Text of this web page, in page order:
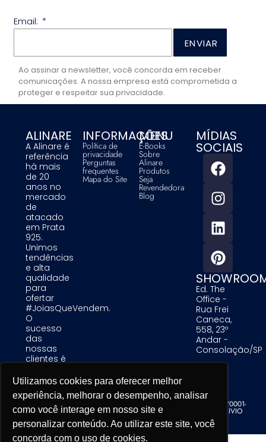
Utilizamos cookies para oferecer melhor
experiência, melhorar o desempenho, analisar
como você interage em nosso site e
personalizar conteúdo. Ao utilizar este site, você
concorda com o uso de cookies.
Utilizamos cookies para oferecer melhor
experiência, melhorar o desempenho, analisar
como você interage em nosso site e
personalizar conteúdo. Ao utilizar este site, você
concorda com o uso de cookies.
Utilizamos cookies para oferecer melhor
experiência, melhorar o desempenho, analisar
como você interage em nosso site e
personalizar conteúdo. Ao utilizar este site, você
concorda com o uso de cookies.
Email:
ENVIAR
Ao assinar a newsletter, você concorda em receber
comunicações. A nossa empresa está comprometida a
proteger e respeitar sua privacidade.
ALINARE
A Alinare é
referência
há mais
de 20
anos no
mercado
de
atacado
em Prata
925.
Unimos
tendências
e alta
qualidade
para
ofertar
#JoiasQueVendem.
O
sucesso
das
nossas
clientes é
prioridade
para nós.
INFORMAÇÕES
Política de
privacidade
Perguntas
frequentes
Mapa do Site
MENU
E-Books
Sobre
Alinare
Produtos
Seja
Revendedora
Blog
MÍDIAS
SOCIAIS
Ed. The
Office -
Rua Frei
Caneca,
558, 23º
Andar -
Consolação/SP
Alinare Comercio de Acessorios de Moda LTDA - CNPJ 19.679.195/0001-
76 - Copyright. Todos os direitos reservados. Desenvolvido por TRIVIO